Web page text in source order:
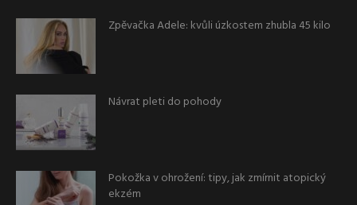
Zpěvačka Adele: kvůli úzkostem zhubla 45 kilo
Návrat pleti do pohody
Pokožka v ohrožení: tipy, jak zmírnit atopický
ekzém